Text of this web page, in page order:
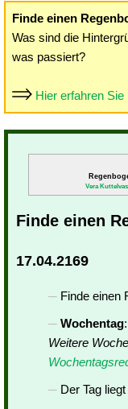
Finde einen
Was sind die
was passiert?
Hier erfahren
Vera
Finde einen
17.04.2169
Finde einen
Wochentag
Weitere
Der Tag